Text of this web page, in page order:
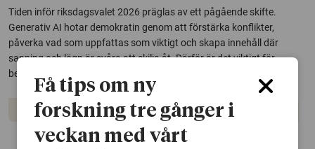
Tiden inför riksdagsvalet 2026 präglas av ett pågående skifte.
Generativ AI hotar demokratin genom att förstärka konflikter,
påverka vad som uppfattas som viktigt och skapa innehåll där
sanning och lögn är svåra att skilja åt. Därför är det viktigt för
beslutsfattare, medier och...
Artificiell intelligens Media och kommunikation
Få tips om ny
forskning tre gånger i
veckan med vårt